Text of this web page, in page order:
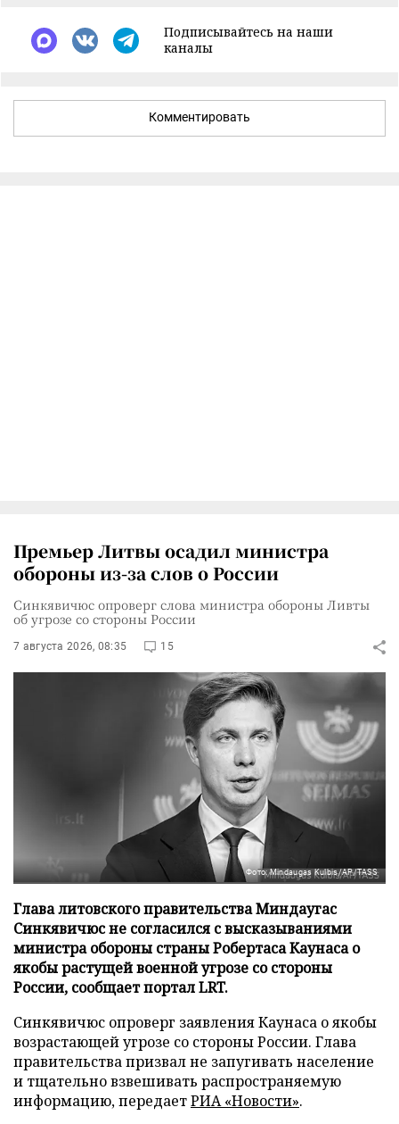
Подписывайтесь на наши
каналы
Комментировать
Премьер Литвы осадил министра
обороны из-за слов о России
Синкявичюс опроверг слова министра обороны Ливты
об угрозе со стороны России
7 августа 2026, 08:35 15
Фото: Mindaugas Kulbis/AP/TASS
Глава литовского правительства Миндаугас
Синкявичюс не согласился с высказываниями
министра обороны страны Робертаса Каунаса о
якобы растущей военной угрозе со стороны
России, сообщает портал LRT.
Синкявичюс опроверг заявления Каунаса о якобы
возрастающей угрозе со стороны России. Глава
правительства призвал не запугивать население
и тщательно взвешивать распространяемую
информацию, передаетРИА «Новости».